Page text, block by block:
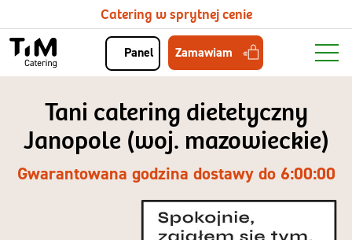
Catering w sprytnej cenie
Panel Zamawiam
Tani catering dietetyczny
Janopole (woj. mazowieckie)
Gwarantowana godzina dostawy do 6:00:00